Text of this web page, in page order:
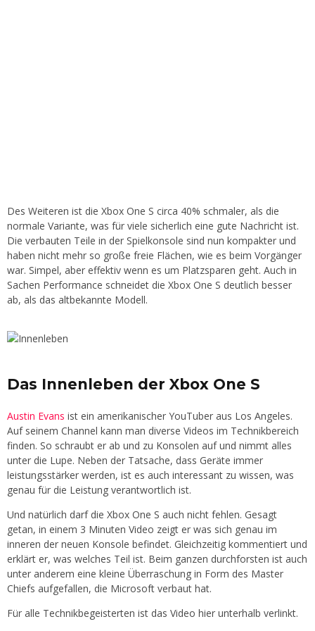
Des Weiteren ist die Xbox One S circa 40% schmaler, als die
normale Variante, was für viele sicherlich eine gute Nachricht ist.
Die verbauten Teile in der Spielkonsole sind nun kompakter und
haben nicht mehr so große freie Flächen, wie es beim Vorgänger
war. Simpel, aber effektiv wenn es um Platzsparen geht. Auch in
Sachen Performance schneidet die Xbox One S deutlich besser
ab, als das altbekannte Modell.
Das Innenleben der Xbox One S
Austin Evans ist ein amerikanischer YouTuber aus Los Angeles.
Auf seinem Channel kann man diverse Videos im Technikbereich
finden. So schraubt er ab und zu Konsolen auf und nimmt alles
unter die Lupe. Neben der Tatsache, dass Geräte immer
leistungsstärker werden, ist es auch interessant zu wissen, was
genau für die Leistung verantwortlich ist.
Und natürlich darf die Xbox One S auch nicht fehlen. Gesagt
getan, in einem 3 Minuten Video zeigt er was sich genau im
inneren der neuen Konsole befindet. Gleichzeitig kommentiert und
erklärt er, was welches Teil ist. Beim ganzen durchforsten ist auch
unter anderem eine kleine Überraschung in Form des Master
Chiefs aufgefallen, die Microsoft verbaut hat.
Für alle Technikbegeisterten ist das Video hier unterhalb verlinkt.